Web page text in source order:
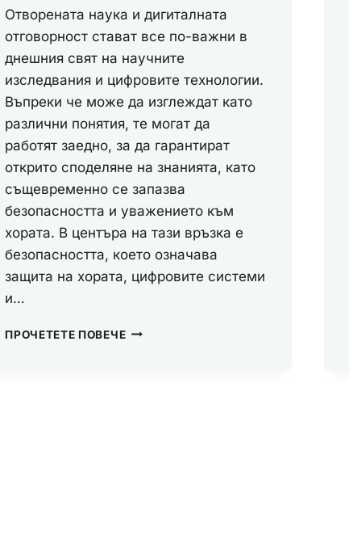
Отворената наука и дигиталната
отговорност стават все по-важни в
днешния свят на научните
изследвания и цифровите технологии.
Въпреки че може да изглеждат като
различни понятия, те могат да
работят заедно, за да гарантират
открито споделяне на знанията, като
същевременно се запазва
безопасността и уважението към
хората. В центъра на тази връзка е
безопасността, което означава
защита на хората, цифровите системи
и…
ПРОЧЕТЕТЕ ПОВЕЧЕДИГИТАЛНА